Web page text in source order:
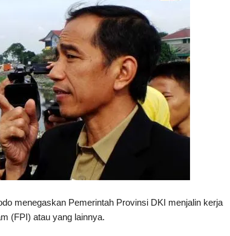
menegaskan Pemerintah Provinsi DKI menjalin kerja
(FPI) atau yang lainnya.